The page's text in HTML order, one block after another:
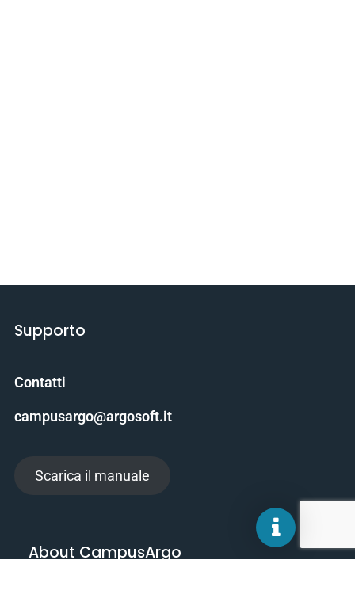
Supporto
Contatti
campusargo@argosoft.it
Scarica il manuale
About CampusArgo